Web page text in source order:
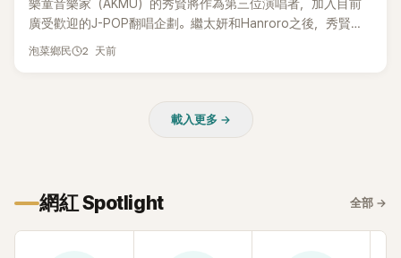
樂童音樂家（AKMU）的秀賢將作為第三位演唱者，加入目前
廣受歡迎的J-POP翻唱企劃。繼太妍和Hanroro之後，秀賢已
獲選為第三首翻唱歌曲的主唱，並於近期完成錄音。
泡菜鄉民 2 天前
載入更多 →
網紅 Spotlight 全部 →